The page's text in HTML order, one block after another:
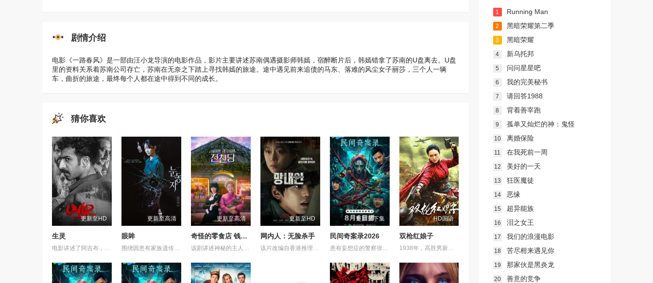
剧情介绍
电影《一路春风》是一部由汪小龙导演的电影作品，影片主要讲述苏南偶遇摄影师韩嫣，宿醉断片后，韩嫣错拿了苏南的U盘离去。U盘
里的资料关系着苏南公司存亡，苏南在无奈之下踏上寻找韩嫣的旅途。途中遇见前来追债的马东、落难的风尘女子丽莎，三个人一辆
车，曲折的旅途，最终每个人都在途中得到不同的成长。
猜你喜欢
更新至HD
生灵
电影讲述了阿吉布，一名在坎努尔地区达玛达姆警察局实习的副督察的故事，根据真实事件改编。
更新至高清
眼眸
围绕因患有家族遗传病而导致视力逐渐丧失的摄影师瑞真展开。在面对跨越视力障碍、好不容易成为陶艺家却离奇身亡的双胞胎妹妹瑞音时，瑞真孤身一人踏上了挖掘死亡真相的道路，并在黑暗的边缘与隐藏的真相正面交锋。申敏儿在片中一人分饰两角。
更新至高清
奇怪的零食店 钱天堂
该剧讲述神秘的主人洪子卖能够实现人们愿望的神秘零食，以及人们来到那里展开一段魔法般的故事。
更新至HD
网内人：无脸杀手
该片改编自香港推理小说家陈浩基的知名小说《网内人》，讲述了私家侦探与委托人联手追查网络杀手的故事。
更新至下集
民间奇案录2026
患有妄想症的警察张天盛遇上一起离奇的神像杀人事件，勘案过程中，牵引出“婴胎报仇”，“娘娘索命”等一连串妖异事件，张天盛虽被种种诡怪幻象阻碍，却坚信这是藏在迷信后的人为诡计，勇于向封建传统宣战，敢于破除流传已久的迷信糟粕，最终，在战胜妄想症的同时，成功还原真相，伸张正义。
HD国语
双枪红娘子
1938年，高胜男新婚之日，丈夫被日军残害，父辈亦遭屠戮。她举枪聚义，屡袭敌寇威震四方，后得八路军指点决心投身革命。日军欲诱杀高胜男，她孤身赴战舍命换乡亲周全。千钧一发间，八路军突袭而至全歼敌寇，高胜男血染沙场，生死未卜……
1 Running Man
2 黑暗荣耀第二季
3 黑暗荣耀
4 新乌托邦
5 问问星星吧
6 我的完美秘书
7 请回答1988
8 背着善宰跑
9 孤单又灿烂的神：鬼怪
10 离婚保险
11 在我死前一周
12 美好的一天
13 狂医魔徒
14 恶缘
15 超异能族
16 泪之女王
17 我们的浪漫电影
18 苦尽柑来遇见你
19 那家伙是黑炎龙
20 善意的竞争